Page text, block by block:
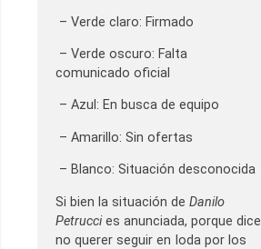
– Verde claro: Firmado
– Verde oscuro: Falta
comunicado oficial
– Azul: En busca de equipo
– Amarillo: Sin ofertas
– Blanco: Situación desconocida
Si bien la situación de Danilo
Petruccies anunciada, porque dice
no querer seguir en Ioda por los